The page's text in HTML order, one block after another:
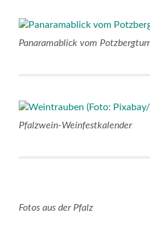
Panaramablick vom
Pfalzwein-Weinfestkalender
Fotos aus der Pfalz